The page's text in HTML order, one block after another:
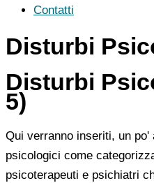
Contatti
Disturbi
Disturbi
5)
Qui verranno inseriti, un
psicologici come
psicoterapeuti e psichiatri